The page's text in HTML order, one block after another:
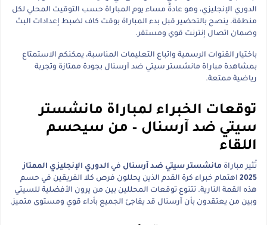
الدوري الإنجليزي، وهو عادةً مساء يوم المباراة حسب التوقيت المحلي لكل
منطقة. ينصح بالتحضير قبل بدء المباراة بوقت كاف لضبط إعدادات البث
وضمان اتصال إنترنت قوي ومستقر.
باختيار القنوات الرسمية واتباع التعليمات المناسبة، يمكنكم الاستمتاع
بمشاهدة مباراة مانشستر سيتي ضد آرسنال بجودة ممتازة وتجربة
رياضية ممتعة.
توقعات الخبراء لمباراة مانشستر
سيتي ضد آرسنال – من سيحسم
اللقاء
تُثير مباراة مانشستر سيتي ضد آرسنال في الدوري الإنجليزي الممتاز
2025 اهتمام خبراء كرة القدم الذين يحللون فرص كلا الفريقين في حسم
هذه القمة النارية. تتنوع توقعات المحللين بين من يرون الأفضلية للسيتي
وبين من يعتقدون بأن آرسنال قد يفاجئ الجميع بأداء قوي ومستوى متميز.